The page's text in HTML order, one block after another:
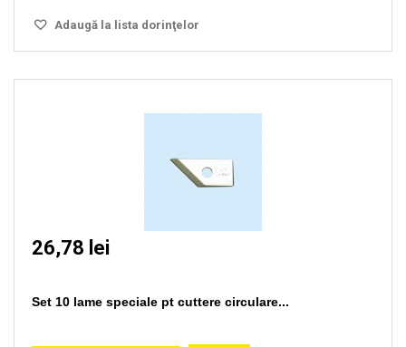
Adaugă la lista dorinţelor
26,78 lei
Set 10 lame speciale pt cuttere circulare...